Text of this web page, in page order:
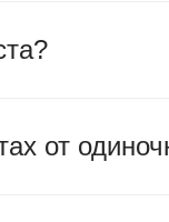
от